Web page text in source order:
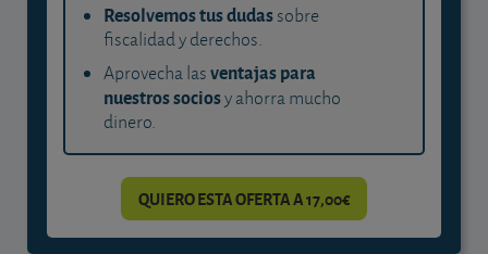
Resolvemos tus dudassobre
fiscalidad y derechos.
Aprovecha lasventajas para
nuestros sociosy ahorra mucho
dinero.
QUIERO ESTA OFERTA A 17,00€